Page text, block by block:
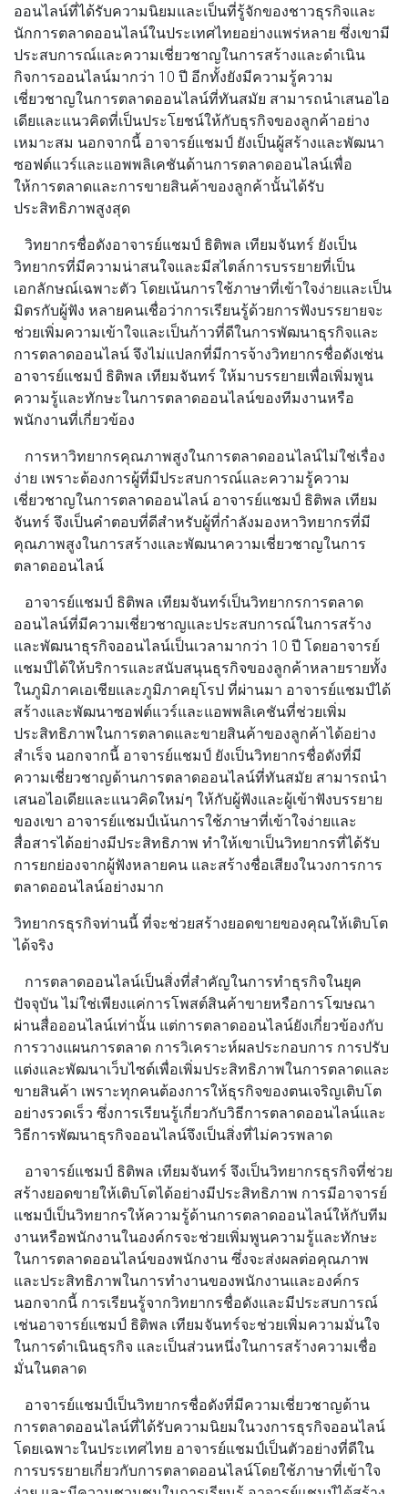
ออนไลน์ที่ได้รับความนิยมและเป็นที่รู้จักของชาวธุรกิจและ
นักการตลาดออนไลน์ในประเทศไทยอย่างแพร่หลาย ซึ่งเขามี
ประสบการณ์และความเชี่ยวชาญในการสร้างและดำเนิน
กิจการออนไลน์มากว่า 10 ปี อีกทั้งยังมีความรู้ความ
เชี่ยวชาญในการตลาดออนไลน์ที่ทันสมัย สามารถนำเสนอไอ
เดียและแนวคิดที่เป็นประโยชน์ให้กับธุรกิจของลูกค้าอย่าง
เหมาะสม นอกจากนี้ อาจารย์แชมป์ ยังเป็นผู้สร้างและพัฒนา
ซอฟต์แวร์และแอพพลิเคชันด้านการตลาดออนไลน์เพื่อ
ให้การตลาดและการขายสินค้าของลูกค้านั้นได้รับ
ประสิทธิภาพสูงสุด
วิทยากรชื่อดังอาจารย์แชมป์ ธิติพล เทียมจันทร์ ยังเป็น
วิทยากรที่มีความน่าสนใจและมีสไตล์การบรรยายที่เป็น
เอกลักษณ์เฉพาะตัว โดยเน้นการใช้ภาษาที่เข้าใจง่ายและเป็น
มิตรกับผู้ฟัง หลายคนเชื่อว่าการเรียนรู้ด้วยการฟังบรรยายจะ
ช่วยเพิ่มความเข้าใจและเป็นก้าวที่ดีในการพัฒนาธุรกิจและ
การตลาดออนไลน์ จึงไม่แปลกที่มีการจ้างวิทยากรชื่อดังเช่น
อาจารย์แชมป์ ธิติพล เทียมจันทร์ ให้มาบรรยายเพื่อเพิ่มพูน
ความรู้และทักษะในการตลาดออนไลน์ของทีมงานหรือ
พนักงานที่เกี่ยวข้อง
การหาวิทยากรคุณภาพสูงในการตลาดออนไลน์ไม่ใช่เรื่อง
ง่าย เพราะต้องการผู้ที่มีประสบการณ์และความรู้ความ
เชี่ยวชาญในการตลาดออนไลน์ อาจารย์แชมป์ ธิติพล เทียม
จันทร์ จึงเป็นคำตอบที่ดีสำหรับผู้ที่กำลังมองหาวิทยากรที่มี
คุณภาพสูงในการสร้างและพัฒนาความเชี่ยวชาญในการ
ตลาดออนไลน์
อาจารย์แชมป์ ธิติพล เทียมจันทร์เป็นวิทยากรการตลาด
ออนไลน์ที่มีความเชี่ยวชาญและประสบการณ์ในการสร้าง
และพัฒนาธุรกิจออนไลน์เป็นเวลามากว่า 10 ปี โดยอาจารย์
แชมป์ได้ให้บริการและสนับสนุนธุรกิจของลูกค้าหลายรายทั้ง
ในภูมิภาคเอเชียและภูมิภาคยุโรป ที่ผ่านมา อาจารย์แชมป์ได้
สร้างและพัฒนาซอฟต์แวร์และแอพพลิเคชันที่ช่วยเพิ่ม
ประสิทธิภาพในการตลาดและขายสินค้าของลูกค้าได้อย่าง
สำเร็จ นอกจากนี้ อาจารย์แชมป์ ยังเป็นวิทยากรชื่อดังที่มี
ความเชี่ยวชาญด้านการตลาดออนไลน์ที่ทันสมัย สามารถนำ
เสนอไอเดียและแนวคิดใหม่ๆ ให้กับผู้ฟังและผู้เข้าฟังบรรยาย
ของเขา อาจารย์แชมป์เน้นการใช้ภาษาที่เข้าใจง่ายและ
สื่อสารได้อย่างมีประสิทธิภาพ ทำให้เขาเป็นวิทยากรที่ได้รับ
การยกย่องจากผู้ฟังหลายคน และสร้างชื่อเสียงในวงการการ
ตลาดออนไลน์อย่างมาก
วิทยากรธุรกิจท่านนี้ ที่จะช่วยสร้างยอดขายของคุณให้เติบโต
ได้จริง
การตลาดออนไลน์เป็นสิ่งที่สำคัญในการทำธุรกิจในยุค
ปัจจุบัน ไม่ใช่เพียงแค่การโพสต์สินค้าขายหรือการโฆษณา
ผ่านสื่อออนไลน์เท่านั้น แต่การตลาดออนไลน์ยังเกี่ยวข้องกับ
การวางแผนการตลาด การวิเคราะห์ผลประกอบการ การปรับ
แต่งและพัฒนาเว็บไซต์เพื่อเพิ่มประสิทธิภาพในการตลาดและ
ขายสินค้า เพราะทุกคนต้องการให้ธุรกิจของตนเจริญเติบโต
อย่างรวดเร็ว ซึ่งการเรียนรู้เกี่ยวกับวิธีการตลาดออนไลน์และ
วิธีการพัฒนาธุรกิจออนไลน์จึงเป็นสิ่งที่ไม่ควรพลาด
อาจารย์แชมป์ ธิติพล เทียมจันทร์ จึงเป็นวิทยากรธุรกิจที่ช่วย
สร้างยอดขายให้เติบโตได้อย่างมีประสิทธิภาพ การมีอาจารย์
แชมป์เป็นวิทยากรให้ความรู้ด้านการตลาดออนไลน์ให้กับทีม
งานหรือพนักงานในองค์กรจะช่วยเพิ่มพูนความรู้และทักษะ
ในการตลาดออนไลน์ของพนักงาน ซึ่งจะส่งผลต่อคุณภาพ
และประสิทธิภาพในการทำงานของพนักงานและองค์กร
นอกจากนี้ การเรียนรู้จากวิทยากรชื่อดังและมีประสบการณ์
เช่นอาจารย์แชมป์ ธิติพล เทียมจันทร์จะช่วยเพิ่มความมั่นใจ
ในการดำเนินธุรกิจ และเป็นส่วนหนึ่งในการสร้างความเชื่อ
มั่นในตลาด
อาจารย์แชมป์เป็นวิทยากรชื่อดังที่มีความเชี่ยวชาญด้าน
การตลาดออนไลน์ที่ได้รับความนิยมในวงการธุรกิจออนไลน์
โดยเฉพาะในประเทศไทย อาจารย์แชมป์เป็นตัวอย่างที่ดีใน
การบรรยายเกี่ยวกับการตลาดออนไลน์โดยใช้ภาษาที่เข้าใจ